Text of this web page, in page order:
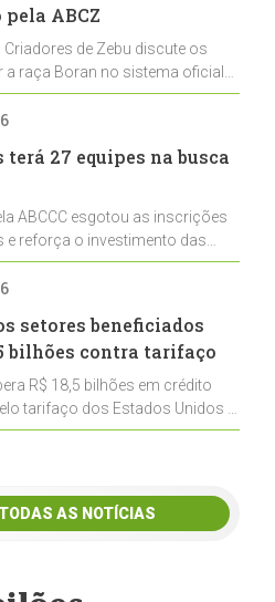
ABCZ
de Zebu discute os
raça Boran no sistema oficial
para sua expansão na
terá 27 equipes na busca
ABCCC esgotou as inscrições
e reforça o investimento das
de Cavalos Crioulos voltados
setores beneficiados
bilhões contra tarifaço
R$ 18,5 bilhões em crédito
tarifaço dos Estados Unidos e
estratégicos
AS NOTÍCIAS